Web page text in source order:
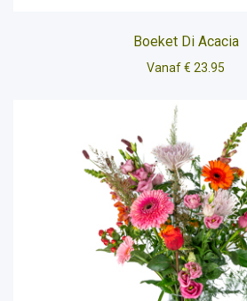
Boeket Di Acacia
Vanaf € 23.95